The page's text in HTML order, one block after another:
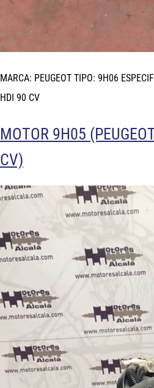
MARCA: PEUGEOT TIPO: 9H06
HDI 90 CV
MOTOR 9H05
CV)